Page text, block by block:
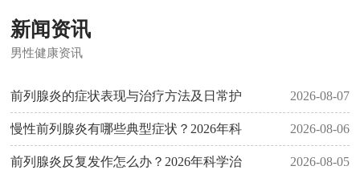
新闻资讯
男性健康资讯
前列腺炎的症状表现与治疗方法及日常护 2026-08-07
慢性前列腺炎有哪些典型症状？2026年科 2026-08-06
前列腺炎反复发作怎么办？2026年科学治 2026-08-05